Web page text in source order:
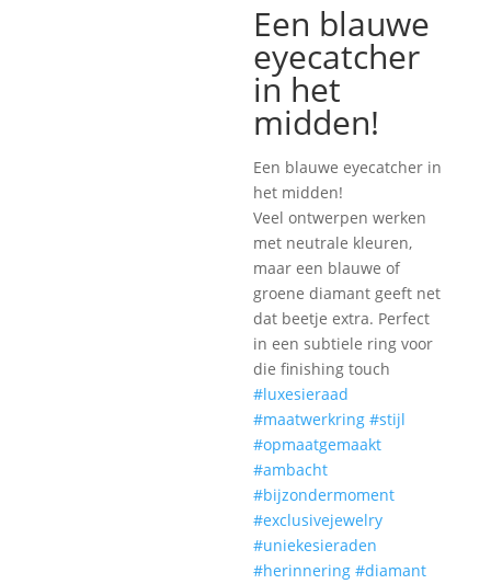
Een blauwe
eyecatcher
in het
midden!
Een blauwe eyecatcher in
het midden!
Veel ontwerpen werken
met neutrale kleuren,
maar een blauwe of
groene diamant geeft net
dat beetje extra. Perfect
in een subtiele ring voor
die finishing touch
#luxesieraad
#maatwerkring #stijl
#opmaatgemaakt
#ambacht
#bijzondermoment
#exclusivejewelry
#uniekesieraden
#herinnering #diamant